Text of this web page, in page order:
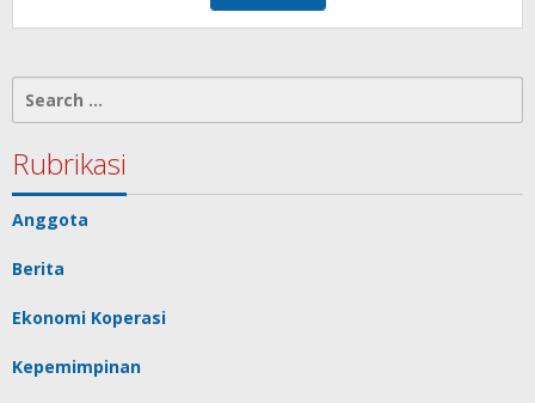
for:
Rubrikasi
Anggota
Berita
Ekonomi Koperasi
Kepemimpinan